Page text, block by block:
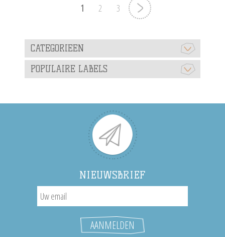
1 2 3
CATEGORIEEN
POPULAIRE LABELS
NIEUWSBRIEF